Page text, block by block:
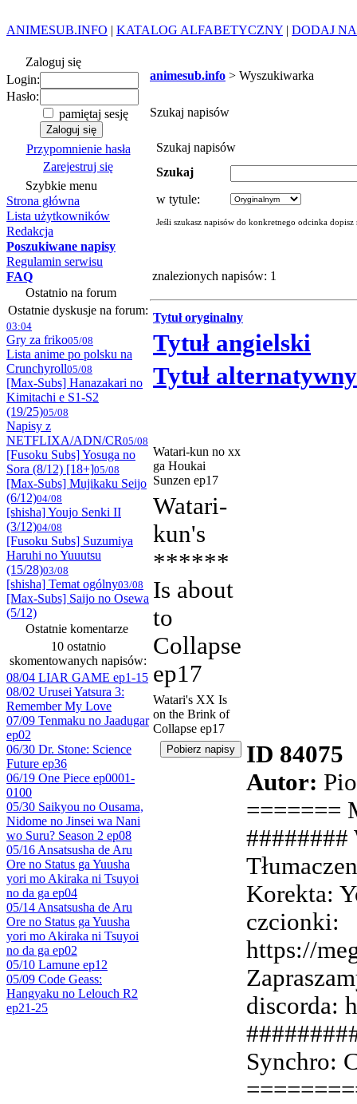
ANIMESUB.INFO | KATALOG ALFABETYCZNY | DODAJ
Zaloguj się
Login:
Hasło:
pamiętaj sesję
Przypomnienie hasła
Zarejestruj się
Szybkie menu
Strona główna
Lista użytkowników
Redakcja
Poszukiwane napisy
Regulamin serwisu
FAQ
Ostatnio na forum
Ostatnie dyskusje na forum:
03:04
Gry za friko05/08
Lista anime po polsku na
Crunchyroll05/08
[Max-Subs] Hanazakari no
Kimitachi e S1-S2
(19/25)05/08
Napisy z
NETFLIXA/ADN/CR05/08
[Fusoku Subs] Yosuga no
Sora (8/12) [18+]05/08
[Max-Subs] Mujikaku Seijo
(6/12)04/08
[shisha] Youjo Senki II
(3/12)04/08
[Fusoku Subs] Suzumiya
Haruhi no Yuuutsu
(15/28)03/08
[shisha] Temat ogólny03/08
[Max-Subs] Saijo no Osewa
(5/12)
Ostatnie komentarze
10 ostatnio
skomentowanych napisów:
08/04 LIAR GAME ep1-15
08/02 Urusei Yatsura 3:
Remember My Love
07/09 Tenmaku no Jaadugar
ep02
06/30 Dr. Stone: Science
Future ep36
06/19 One Piece ep0001-
0100
05/30 Saikyou no Ousama,
Nidome no Jinsei wa Nani
wo Suru? Season 2 ep08
05/16 Ansatsusha de Aru
Ore no Status ga Yuusha
yori mo Akiraka ni Tsuyoi
no da ga ep04
05/14 Ansatsusha de Aru
Ore no Status ga Yuusha
yori mo Akiraka ni Tsuyoi
no da ga ep02
05/10 Lamune ep12
05/09 Code Geass:
Hangyaku no Lelouch R2
ep21-25
animesub.info > Wyszukiwarka
Szukaj napisów
Szukaj napisów
Szukaj
w tytule:
Jeśli szukasz napisów do konkretnego odcinka
znalezionych napisów: 1
Tytuł oryginalny
Tytuł angielski
Tytuł alternatywny
Watari-kun no xx
ga Houkai
Sunzen ep17
Watari-
kun's
******
Is about
to
Collapse
ep17
Watari's XX Is
on the Brink of
Collapse ep17
ID 84075
Autor:
=======
########
Korekta:
czcionki:
https://
discorda:
Synchro: